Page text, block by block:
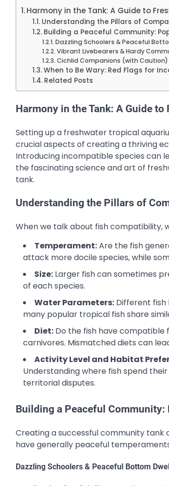
Harmony in the Tank: A Guide to
Understanding the Pillars of
Building a Peaceful Community:
Dazzling Schoolers & Peaceful
Vibrant Livebearers & Hardy
Cichlid Companions (with Caution)
When to Be Wary: Red Flags for
Related Posts
Harmony in the Tank: A Guide
Setting up a freshwater tropical
crucial aspects of creating a thriving
Introducing incompatible species can
the fascinating science and art of
tank.
Understanding the Pillars of
When we talk about fish compatibility,
Temperament:Are the fish
attack more docile species, while
Size: Larger fish can sometimes
of each species.
Water Parameters: Different fish
many popular tropical fish share
Diet: Do the fish have compatible
carnivores. Mismatched diets can
Activity Level and Habitat
Understanding where fish spend
territorial disputes.
Building a Peaceful
Creating a successful community
have generally peaceful
Dazzling Schoolers & Peaceful Bottom